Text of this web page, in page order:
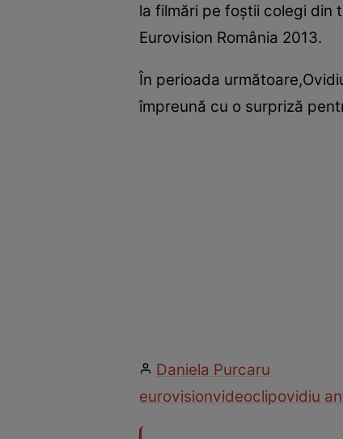
la filmări pe foştii colegi din
Eurovision România 2013.
În perioada
împreună cu o surpriză
Daniela Purcaru
eurovisionvideoclipovidiu